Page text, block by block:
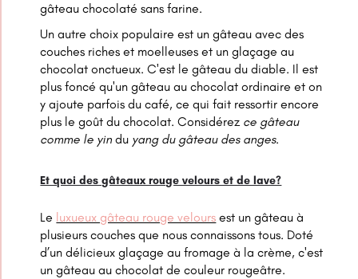
gâteau chocolaté sans farine.
Un autre choix populaire est un gâteau avec des
couches riches et moelleuses et un glaçage au
chocolat onctueux. C'est le gâteau du diable. Il est
plus foncé qu'un gâteau au chocolat ordinaire et on
y ajoute parfois du café, ce qui fait ressortir encore
plus le goût du chocolat. Considérez ce gâteau
comme le yin du yang du gâteau des anges.
Et quoi des gâteaux rouge velours et de lave?
Le luxueux gâteau rouge velours est un gâteau à
plusieurs couches que nous connaissons tous. Doté
d’un délicieux glaçage au fromage à la crème, c'est
un gâteau au chocolat de couleur rougeâtre.